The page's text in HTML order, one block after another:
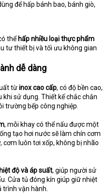
để hấp bánh bao, bánh giò,
thể hấp nhiều loại thực phẩm
tư thiết bị và tối ưu không gian
dễ dàng
từinox cao cấp, có độ bền cao,
khi sử dụng. Thiết kế chắc chắn
trường bếp công nghiệp.
, mỗi khay có thể nấu được một
tạo hơi nước sẽ làm chín cơm
cơm luôn tơi xốp, không bị nhão
độ và áp suất, giúp người sử
Cửa tủ đóng kín giúp giữ nhiệt
vận hành.